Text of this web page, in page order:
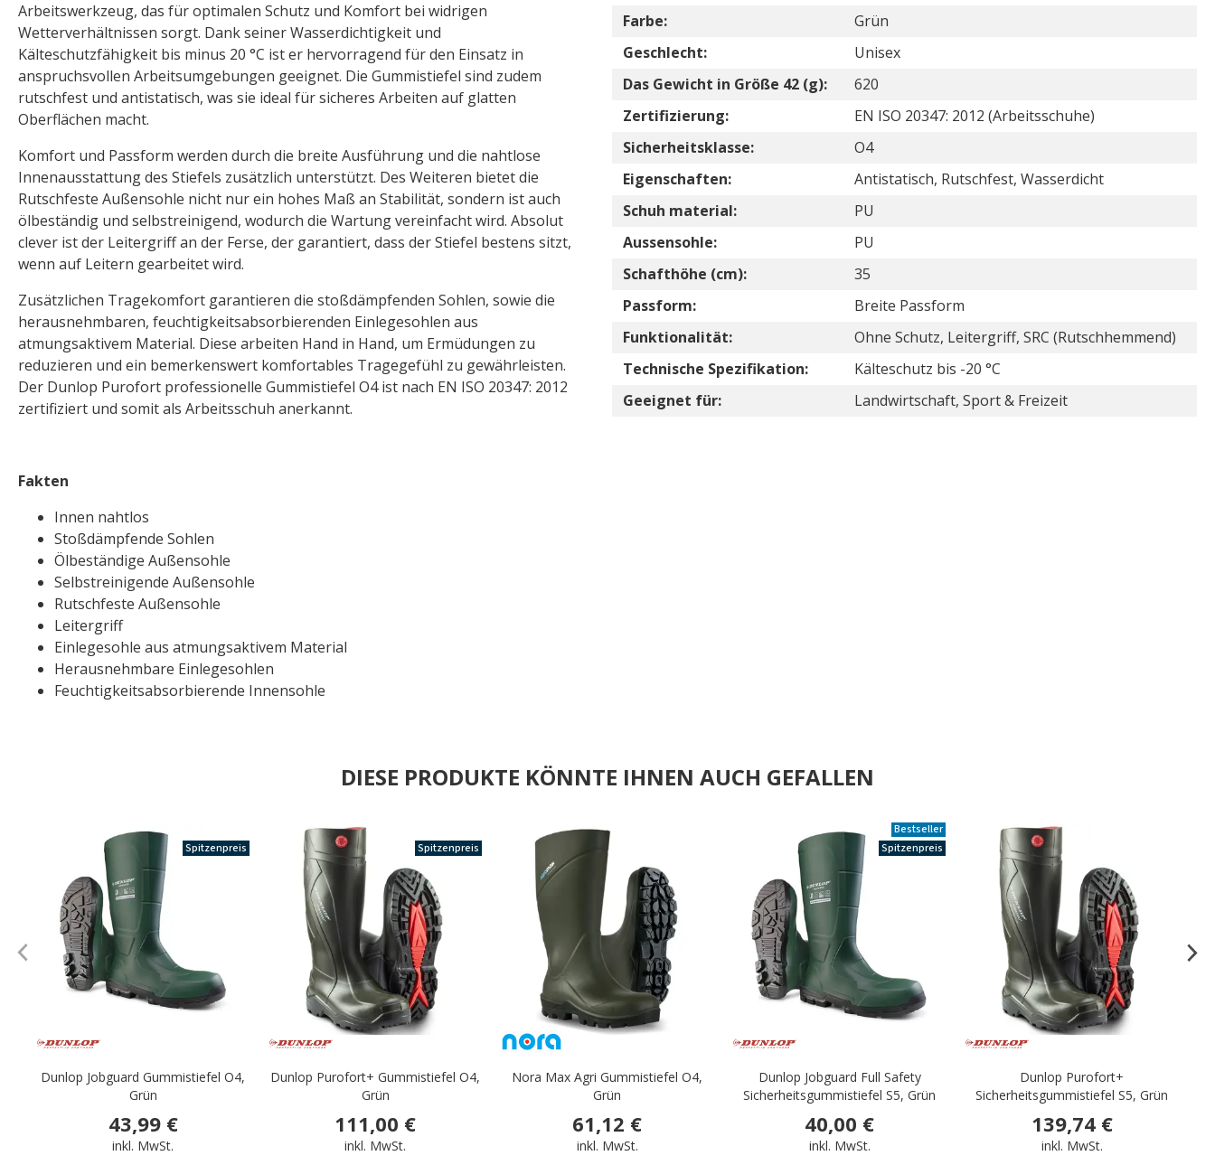
Arbeitswerkzeug, das für optimalen Schutz und Komfort bei widrigen
Wetterverhältnissen sorgt. Dank seiner Wasserdichtigkeit und
Kälteschutzfähigkeit bis minus 20 °C ist er hervorragend für den Einsatz in
anspruchsvollen Arbeitsumgebungen geeignet. Die Gummistiefel sind zudem
rutschfest und antistatisch, was sie ideal für sicheres Arbeiten auf glatten
Oberflächen macht.
Komfort und Passform werden durch die breite Ausführung und die nahtlose
Innenausstattung des Stiefels zusätzlich unterstützt. Des Weiteren bietet die
Rutschfeste Außensohle nicht nur ein hohes Maß an Stabilität, sondern ist auch
ölbeständig und selbstreinigend, wodurch die Wartung vereinfacht wird. Absolut
clever ist der Leitergriff an der Ferse, der garantiert, dass der Stiefel bestens sitzt,
wenn auf Leitern gearbeitet wird.
Zusätzlichen Tragekomfort garantieren die stoßdämpfenden Sohlen, sowie die
herausnehmbaren, feuchtigkeitsabsorbierenden Einlegesohlen aus
atmungsaktivem Material. Diese arbeiten Hand in Hand, um Ermüdungen zu
reduzieren und ein bemerkenswert komfortables Tragegefühl zu gewährleisten.
Der Dunlop Purofort professionelle Gummistiefel O4 ist nach EN ISO 20347: 2012
zertifiziert und somit als Arbeitsschuh anerkannt.
Fakten
Innen nahtlos
Stoßdämpfende Sohlen
Ölbeständige Außensohle
Selbstreinigende Außensohle
Rutschfeste Außensohle
Leitergriff
Einlegesohle aus atmungsaktivem Material
Herausnehmbare Einlegesohlen
Feuchtigkeitsabsorbierende Innensohle
Farbe:
Grün
Geschlecht:
Unisex
Das Gewicht in Größe 42 (g):
620
Zertifizierung:
EN ISO 20347: 2012 (Arbeitsschuhe)
Sicherheitsklasse:
O4
Eigenschaften:
Antistatisch, Rutschfest, Wasserdicht
Schuh material:
PU
Aussensohle:
PU
Schafthöhe (cm):
35
Passform:
Breite Passform
Funktionalität:
Ohne Schutz, Leitergriff, SRC (Rutschhemmend)
Technische Spezifikation:
Kälteschutz bis -20 °C
Geeignet für:
Landwirtschaft, Sport & Freizeit
DIESE PRODUKTE KÖNNTE IHNEN AUCH GEFALLEN
Spitzenpreis
Dunlop Jobguard Gummistiefel O4,
Grün
43,99 €
inkl. MwSt.
Spitzenpreis
Dunlop Purofort+ Gummistiefel O4,
Grün
111,00 €
inkl. MwSt.
Nora Max Agri Gummistiefel O4,
Grün
61,12 €
inkl. MwSt.
Bestseller
Spitzenpreis
Dunlop Jobguard Full Safety
Sicherheitsgummistiefel S5, Grün
40,00 €
inkl. MwSt.
Dunlop Purofort+
Sicherheitsgummistiefel S5, Grün
139,74 €
inkl. MwSt.